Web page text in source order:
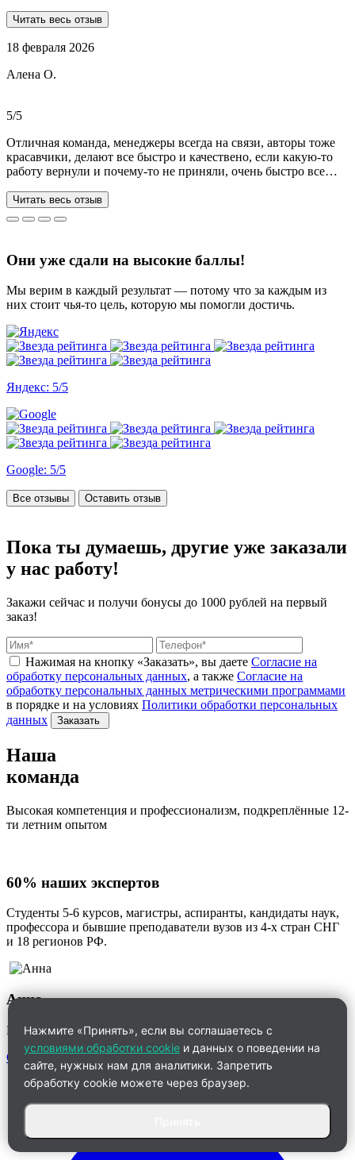
обратился в Dist-help. Первый раз, были опасения и по срокам,
Ребята большие профессионалы, Алёна лучшая! Всё
Общение вызвало только позитивные эмоции. Все три работы
Читать весь отзыв
18 февраля 2026
Алена О.
5/5
Отличная команда, менеджеры всегда на связи, авторы тоже
красавчики, делают все быстро и качествено, если какую-то
работу вернули и почему-то не приняли, очень быстро все
за 3 недели, до последнего не верила, что такое возможно, но
все удалось. Спасибо, что вы есть))
Читать весь отзыв
Они уже сдали на высокие баллы!
Мы верим в каждый результат — потому что за каждым из
них стоит чья-то цель, которую мы помогли достичь.
Яндекс: 5/5
Google: 5/5
Все отзывы Оставить отзыв
Пока ты думаешь, другие уже заказали
у нас работу!
Закажи сейчас и получи бонусы до 1000 рублей на первый
заказ!
Нажимая на кнопку «Заказать», вы даете Согласие на
обработку персональных данных, а также Согласие на
обработку персональных данных метрическими программами
в порядке и на условиях Политики обработки персональных
данных
Заказать
Наша
команда
Высокая компетенция и профессионализм, подкреплённые 12-
ти летним опытом
60% наших экспертов
Студенты 5-6 курсов, магистры, аспиранты, кандидаты наук,
профессора и бывшие преподаватели вузов из 4-х стран СНГ
и 18 регионов РФ.
Анна
Менеджер по работе с клиентами
Связаться
Нажмите «Принять», если вы соглашаетесь с
условиями обработки cookie и данных о поведении на
сайте, нужных нам для аналитики. Запретить
обработку cookie можете через браузер.